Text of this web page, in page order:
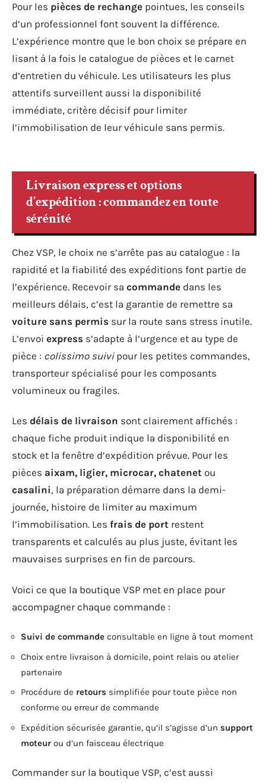
Pour les pièces de rechange pointues, les conseils
d’un professionnel font souvent la différence.
L’expérience montre que le bon choix se prépare en
lisant à la fois le catalogue de pièces et le carnet
d’entretien du véhicule. Les utilisateurs les plus
attentifs surveillent aussi la disponibilité
immédiate, critère décisif pour limiter
l’immobilisation de leur véhicule sans permis.
Livraison express et options
d’expédition : commandez en toute
sérénité
Chez VSP, le choix ne s’arrête pas au catalogue : la
rapidité et la fiabilité des expéditions font partie de
l’expérience. Recevoir sa commande dans les
meilleurs délais, c’est la garantie de remettre sa
voiture sans permis sur la route sans stress inutile.
L’envoi express s’adapte à l’urgence et au type de
pièce : colissimo suivipour les petites commandes,
transporteur spécialisé pour les composants
volumineux ou fragiles.
Les délais de livraison sont clairement affichés :
chaque fiche produit indique la disponibilité en
stock et la fenêtre d’expédition prévue. Pour les
pièces aixam, ligier, microcar, chatenet ou
casalini, la préparation démarre dans la demi-
journée, histoire de limiter au maximum
l’immobilisation. Les frais de port restent
transparents et calculés au plus juste, évitant les
mauvaises surprises en fin de parcours.
Voici ce que la boutique VSP met en place pour
accompagner chaque commande :
Suivi de commande consultable en ligne à tout moment
Choix entre livraison à domicile, point relais ou atelier
partenaire
Procédure de retours simplifiée pour toute pièce non
conforme ou erreur de commande
Expédition sécurisée garantie, qu’il s’agisse d’un support
moteur ou d’un faisceau électrique
Commander sur la boutique VSP, c’est aussi